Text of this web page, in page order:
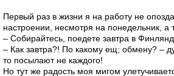
Первый раз в жизни я на работу не
настроении, несмотря на понедельник, а
– Собирайтесь, поедете завтра в
– Как завтра?! По какому ещ; обмену? –
то посылают не каждого!
Но тут же радость моя мигом